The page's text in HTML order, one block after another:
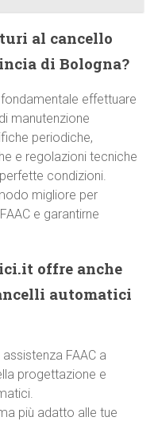
al cancello
di Bologna?
effettuare
manutenzione
periodiche,
e regolazioni tecniche
condizioni.
migliore per
e garantirne
offre anche
automatici
FAAC a
progettazione e
più adatto alle tue